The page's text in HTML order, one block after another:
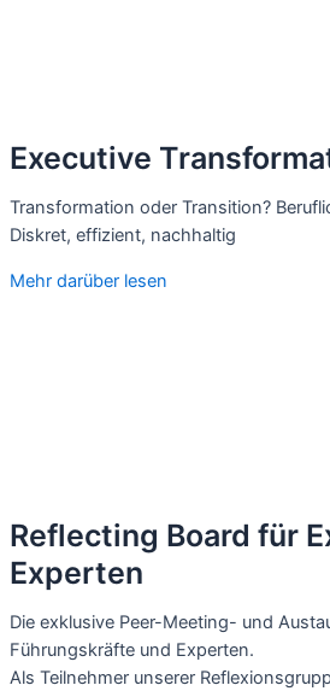
Executive
Transformation oder Transition?
Diskret, effizient, nachhaltig
Mehr darüber lesen
Reflecting Board für
Experten
Die exklusive Peer-Meeting- und
Führungskräfte und Experten.
Als Teilnehmer unserer